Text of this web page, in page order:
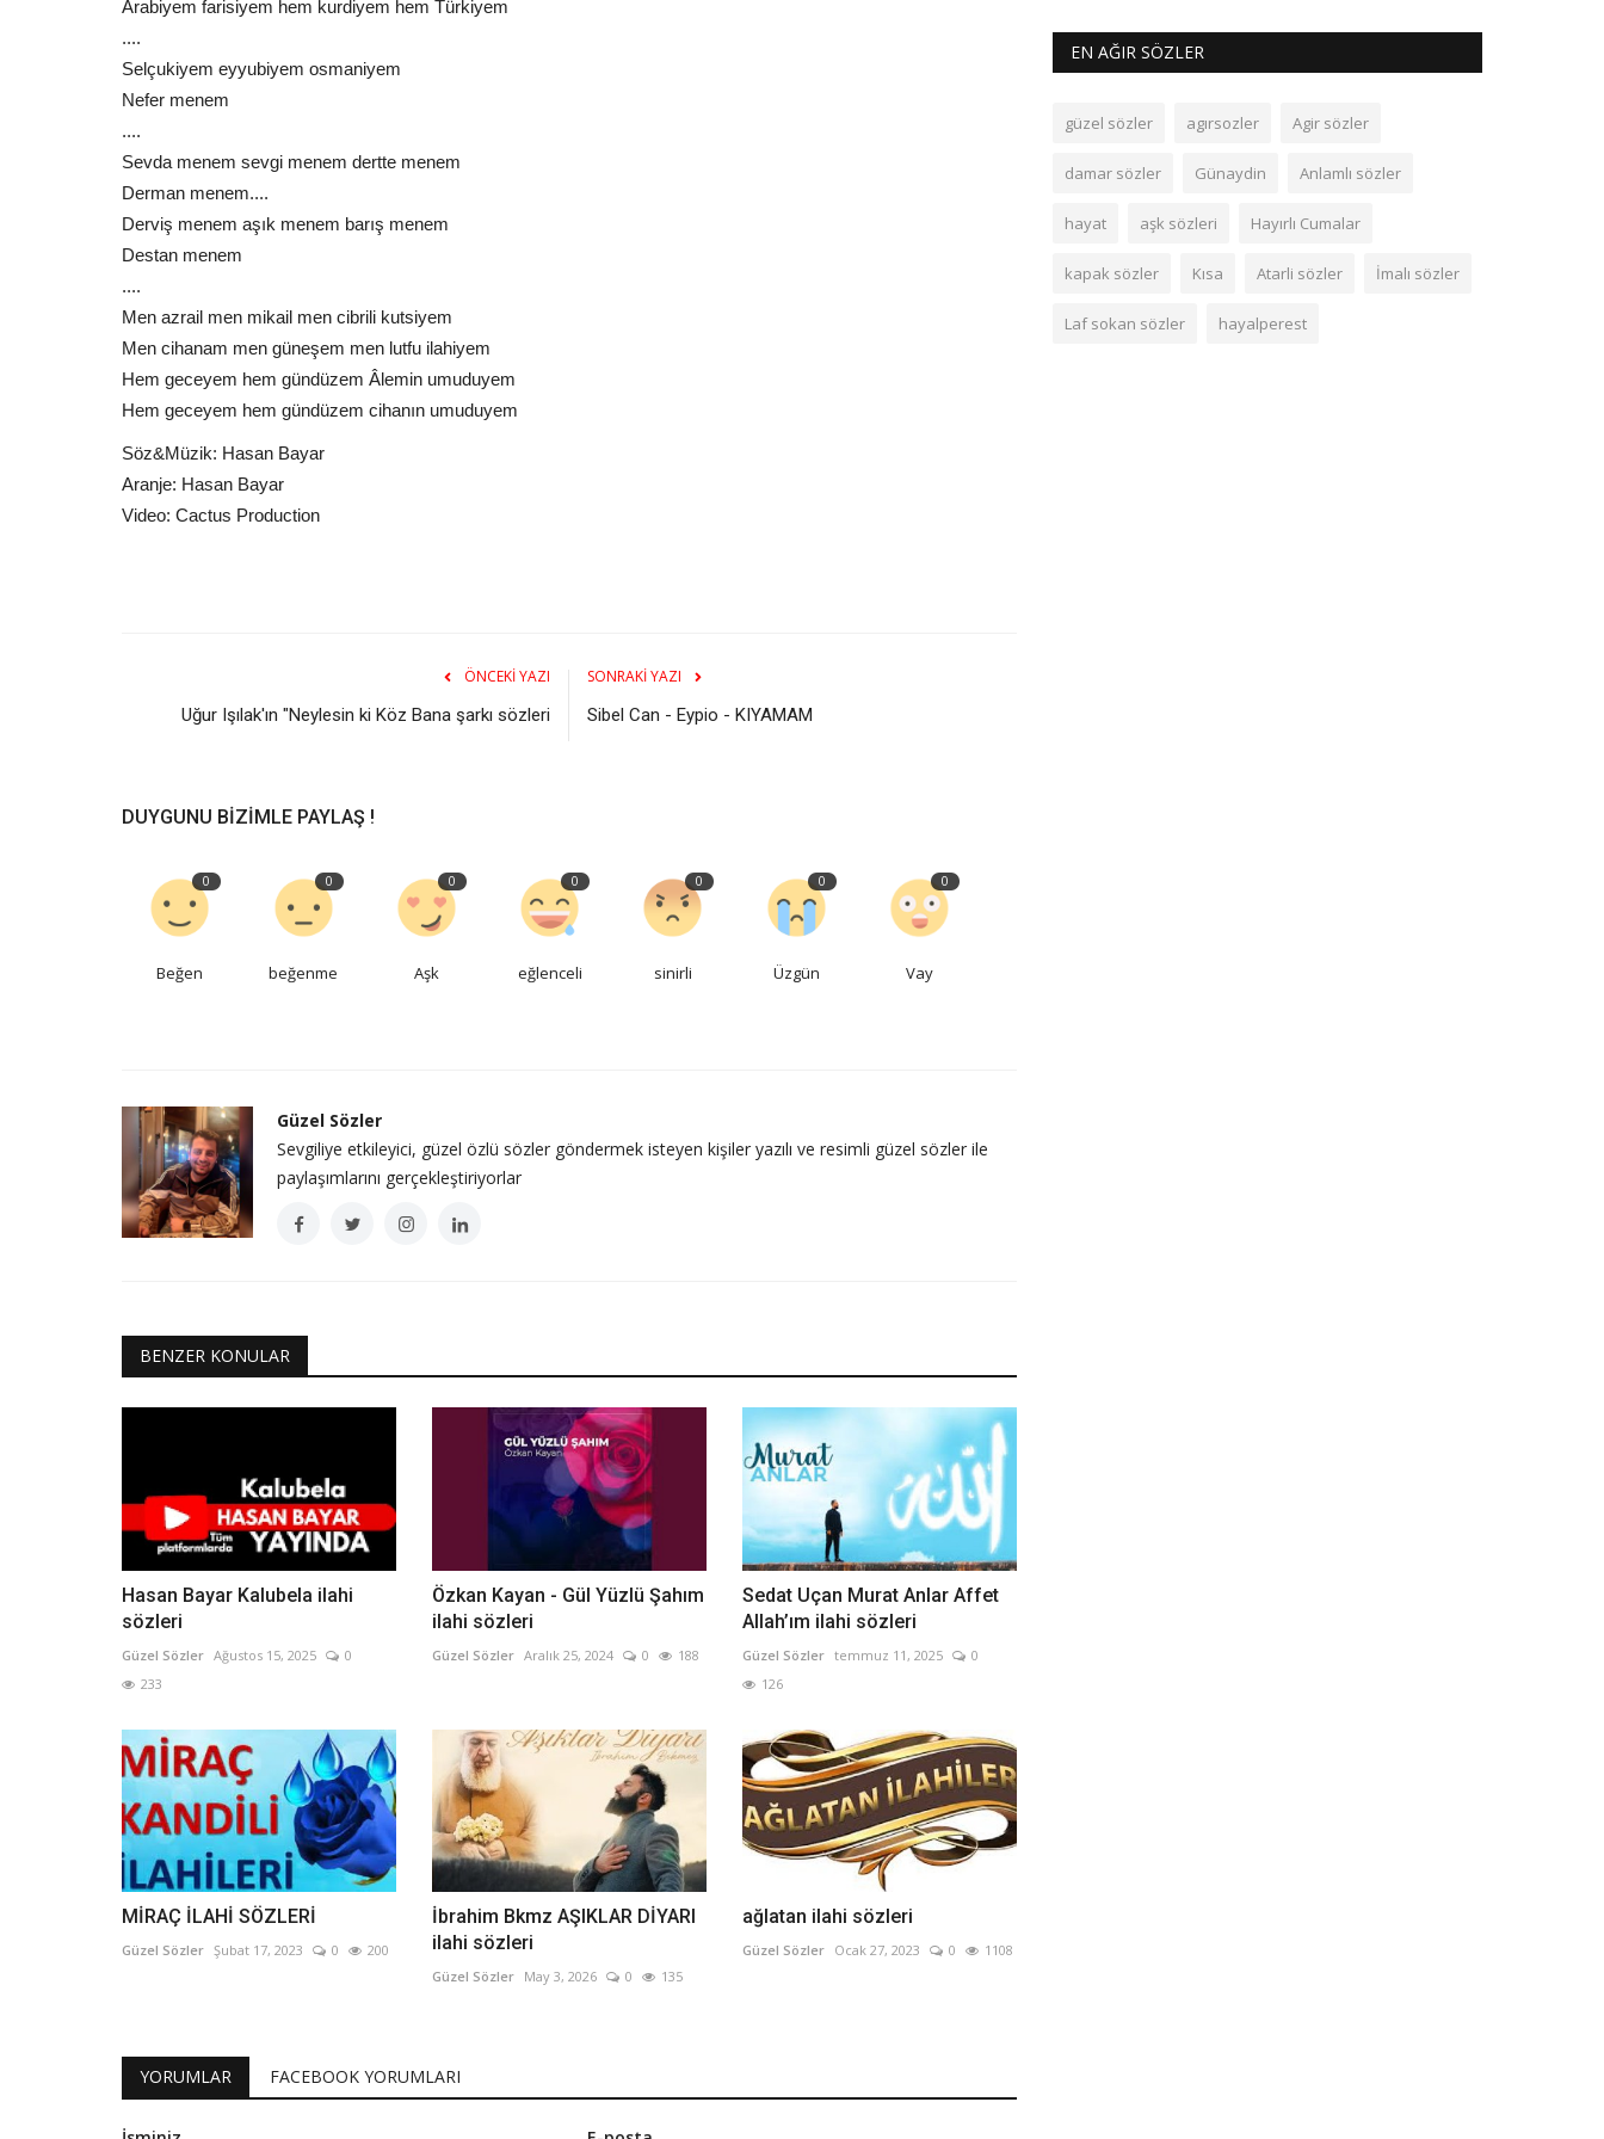
Arabiyem farisiyem hem kurdiyem hem Türkiyem
....
Selçukiyem eyyubiyem osmaniyem
Nefer menem
....
Sevda menem sevgi menem dertte menem
Derman menem....
Derviş menem aşık menem barış menem
Destan menem
....
Men azrail men mikail men cibrili kutsiyem
Men cihanam men güneşem men lutfu ilahiyem
Hem geceyem hem gündüzem Âlemin umuduyem
Hem geceyem hem gündüzem cihanın umuduyem
Söz&Müzik: Hasan Bayar
Aranje: Hasan Bayar
Video: Cactus Production
ÖNCEKI YAZI
Uğur Işılak'ın "Neylesin ki Köz Bana şarkı sözleri
SONRAKI YAZI
Sibel Can - Eypio - KIYAMAM
DUYGUNU BIZIMLE PAYLAŞ !
0
Beğen
0
beğenme
0
Aşk
0
eğlenceli
0
sinirli
0
Üzgün
0
Vay
Güzel Sözler
Sevgiliye etkileyici, güzel özlü sözler göndermek isteyen kişiler yazılı ve resimli güzel sözler ile
paylaşımlarını gerçekleştiriyorlar
BENZER KONULAR
Hasan Bayar Kalubela ilahi
sözleri
Güzel Sözler Ağustos 15, 2025
0
233
Özkan Kayan - Gül Yüzlü Şahım
ilahi sözleri
Güzel Sözler Aralık 25, 2024 0 188
Sedat Uçan Murat Anlar Affet
Allah’ım ilahi sözleri
Güzel Sözler temmuz 11, 2025
0
126
MİRAÇ İLAHİ SÖZLERİ
Güzel Sözler Şubat 17, 2023 0 200
İbrahim Bkmz AŞIKLAR DİYARI
ilahi sözleri
Güzel Sözler May 3, 2026 0 135
ağlatan ilahi sözleri
Güzel Sözler Ocak 27, 2023 0 1108
YORUMLAR FACEBOOK YORUMLARI
EN AĞIR SÖZLER
güzel sözler agırsozler Agir sözler
damar sözler Günaydin Anlamlı sözler
hayat aşk sözleri Hayırlı Cumalar
kapak sözler Kısa Atarli sözler İmalı sözler
Laf sokan sözler hayalperest